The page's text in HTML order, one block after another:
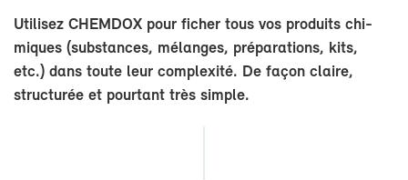
Uti­li­sez CHEM­DOX pour fi­cher tous vos pro­duits chi­
miques (sub­stances, mé­langes, pré­pa­ra­tions, kits,
etc.) dans toute leur com­plexi­té. De fa­çon claire,
struc­tu­rée et pour­tant très simple.